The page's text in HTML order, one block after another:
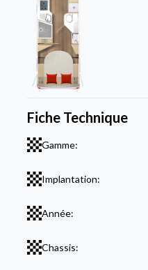
Fiche Technique
Gamme:
Implantation:
Année:
Chassis: